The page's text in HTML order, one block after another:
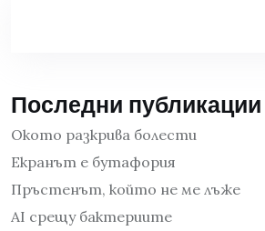
Последни публикации
Окото разкрива болести
Екранът е бутафория
Пръстенът, който не ме лъже
AI срещу бактериите